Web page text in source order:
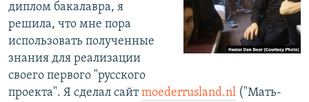
диплом бакалавра, я
решила, что мне пора
использовать полученные
знания для реализации
своего первого "русского
проекта". Я сделал сайтmoederrusland.nl ("Мать-